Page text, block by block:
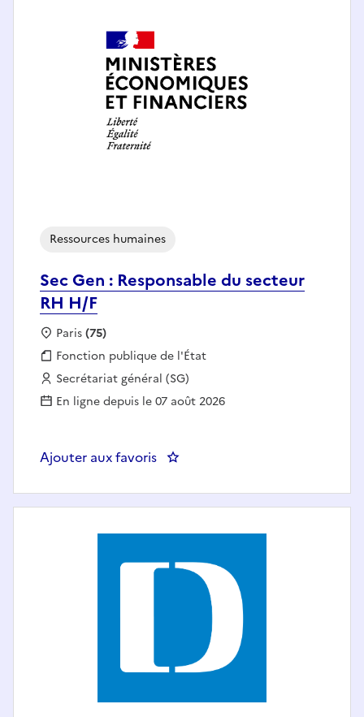
Sec Gen : Responsable du secteur
RH H/F
Ressources humaines
Localisation :
Paris(75)
Fonction publique :
Fonction publique de l'État
Employeur :
Secrétariat général (SG)
En ligne depuis le 07 août 2026
Ajouter aux favoris : Sec Gen : Responsable du